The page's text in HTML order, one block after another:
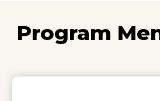
Program